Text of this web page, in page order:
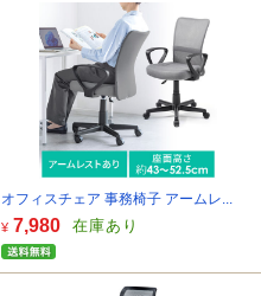
オフィスチェア 事務椅子 アームレ...
¥ 7,980 在庫あり